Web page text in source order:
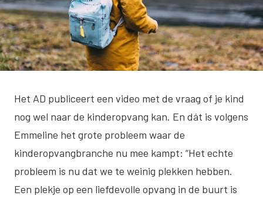
Het AD publiceert een video met de vraag of je kind
nog wel naar de kinderopvang kan. En dát is volgens
Emmeline het grote probleem waar de
kinderopvangbranche nu mee kampt: “Het echte
probleem is nu dat we te weinig plekken hebben.
Een plekje op een liefdevolle opvang in de buurt is